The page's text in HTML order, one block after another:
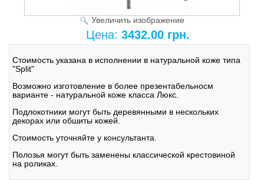
Увеличить изображение
Цена: 3432.00 грн.
Стоимость указана в исполнении в натуральной коже типа
"Split"
Возможно изготовление в более презентабельносм
варианте - натуральной коже класса Люкс.
Подлокотники могут быть деревянными в нескольких
декорах или обшиты кожей.
Стоимость уточняйте у консультанта.
Полозья могут быть заменены классической крестовиной
на роликах.